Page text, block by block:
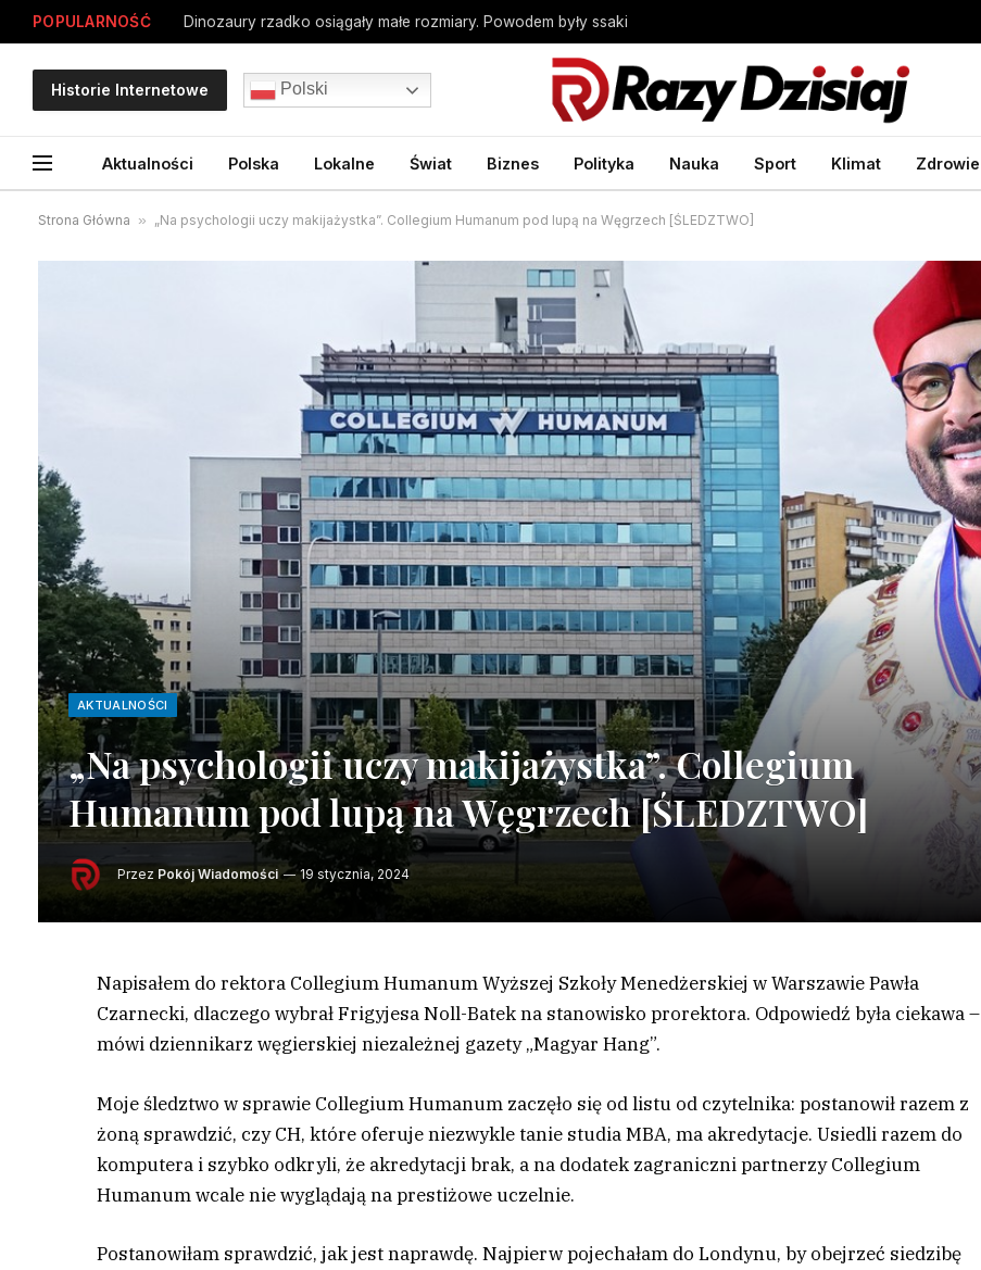
POPULARNOŚĆ Dinozaury rzadko osiągały małe rozmiary. Powodem były ssaki
Historie Internetowe Polski
Aktualności Polska Lokalne Świat Biznes Polityka Nauka Sport Klimat Zdrowie
Strona Główna » „Na psychologii uczy makijażystka”. Collegium Humanum pod lupą na Węgrzech [ŚLEDZTWO]
AKTUALNOŚCI
„Na psychologii uczy makijażystka”. Collegium
Humanum pod lupą na Węgrzech [ŚLEDZTWO]
Przez Pokój Wiadomości 19 stycznia, 2024
Napisałem do rektora Collegium Humanum Wyższej Szkoły Menedżerskiej w Warszawie Pawła
Czarnecki, dlaczego wybrał Frigyjesa Noll-Batek na stanowisko prorektora. Odpowiedź była ciekawa –
mówi dziennikarz węgierskiej niezależnej gazety „Magyar Hang”.
Moje śledztwo w sprawie Collegium Humanum zaczęło się od listu od czytelnika: postanowił razem z
żoną sprawdzić, czy CH, które oferuje niezwykle tanie studia MBA, ma akredytacje. Usiedli razem do
komputera i szybko odkryli, że akredytacji brak, a na dodatek zagraniczni partnerzy Collegium
Humanum wcale nie wyglądają na prestiżowe uczelnie.
Postanowiłam sprawdzić, jak jest naprawdę. Najpierw pojechałam do Londynu, by obejrzeć siedzibę